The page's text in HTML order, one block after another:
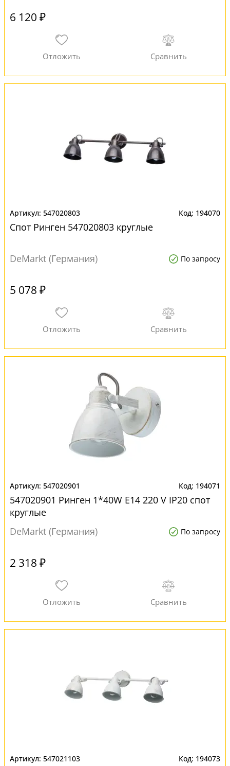
6 120 ₽
547020803 194070
Спот Ринген 547020803 круглые
DeMarkt (Германия) По запросу
5 078 ₽
547020901 194071
547020901 Ринген 1*40W E14 220 V IP20 спот
круглые
DeMarkt (Германия)
По запросу
2 318 ₽
547021103 194073